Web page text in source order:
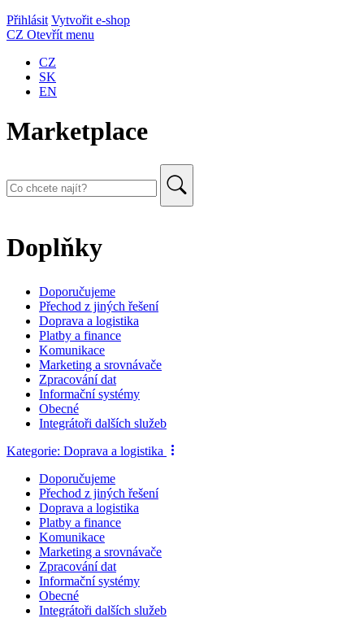
Přihlásit Vytvořit e-shop
CZ Otevřít menu
CZ
SK
EN
Marketplace
Doplňky
Doporučujeme
Přechod z jiných řešení
Doprava a logistika
Platby a finance
Komunikace
Marketing a srovnávače
Zpracování dat
Informační systémy
Obecné
Integrátoři dalších služeb
Kategorie: Doprava a logistika
Doporučujeme
Přechod z jiných řešení
Doprava a logistika
Platby a finance
Komunikace
Marketing a srovnávače
Zpracování dat
Informační systémy
Obecné
Integrátoři dalších služeb